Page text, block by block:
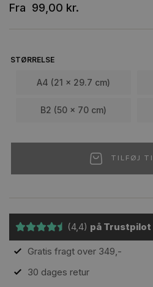
Fra 99,00 kr.
STØRRELSE
A4 (21 x 29.7 cm)
B2 (50 x 70 cm)
TILFØJ
(4,4) på Trustpilot
Gratis fragt over 349,-
30 dages retur